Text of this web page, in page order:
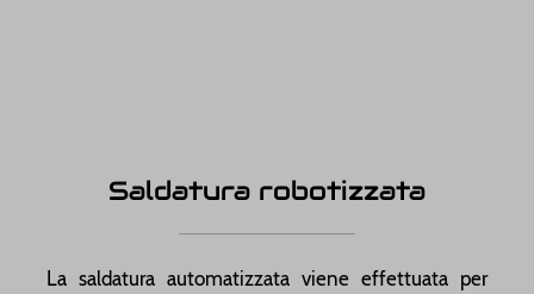
Saldatura robotizzata
La saldatura automatizzata viene effettuata per